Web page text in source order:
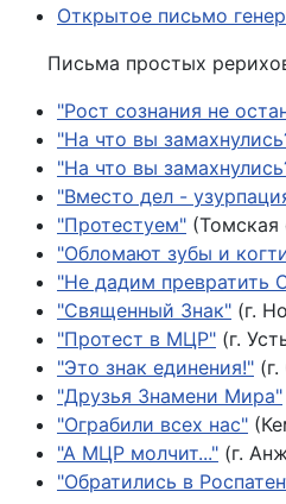
Открытое письмо
Письма простых
"Рост сознания не
"На что вы
"На что вы
"Вместо дел -
"Протестуем" (Томская
"Обломают зубы и
"Не дадим превратить
"Священный Знак" (г.
"Протест в МЦР" (г.
"Это знак единения!"
"Друзья Знамени Мира"
"Ограбили всех нас"
"А МЦР молчит..." (г.
"Обратились в